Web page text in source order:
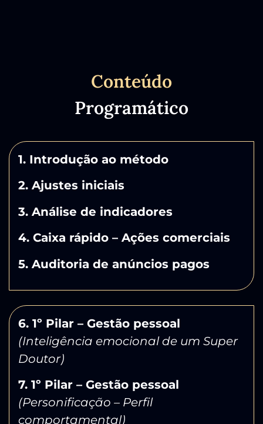
Conteúdo
Programático
1. Introdução ao método
2. Ajustes iniciais
3. Análise de indicadores
4. Caixa rápido – Ações comerciais
5. Auditoria de anúncios pagos
6. 1º Pilar – Gestão pessoal
(Inteligência emocional de um Super
Doutor)
7. 1º Pilar – Gestão pessoal
(Personificação – Perfil
comportamental)